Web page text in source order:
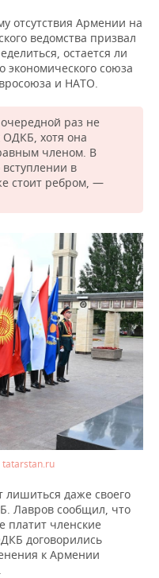
отсутствия Армении на
ведомства призвал
остается ли
экономического союза
и НАТО.
раз не
ОДКБ, хотя она
членом. В
в
стоит ребром, —
tatarstan.ru
даже своего
Лавров сообщил, что
платит членские
договорились
к Армении